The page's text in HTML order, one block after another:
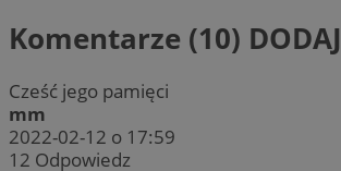
Komentarze (10) DODAJ
Cześć jego pamięci
mm
2022-02-12 o 17:59
12 Odpowiedz